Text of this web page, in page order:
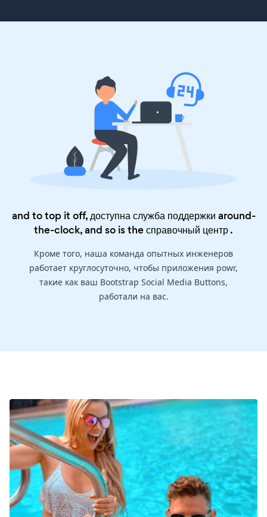
and to top it off, доступна служба поддержки around-
the-clock, and so is theсправочный центр.
Кроме того, наша команда опытных инженеров
работает круглосуточно, чтобы приложения powr,
такие как ваш Bootstrap Social Media Buttons,
работали на вас.